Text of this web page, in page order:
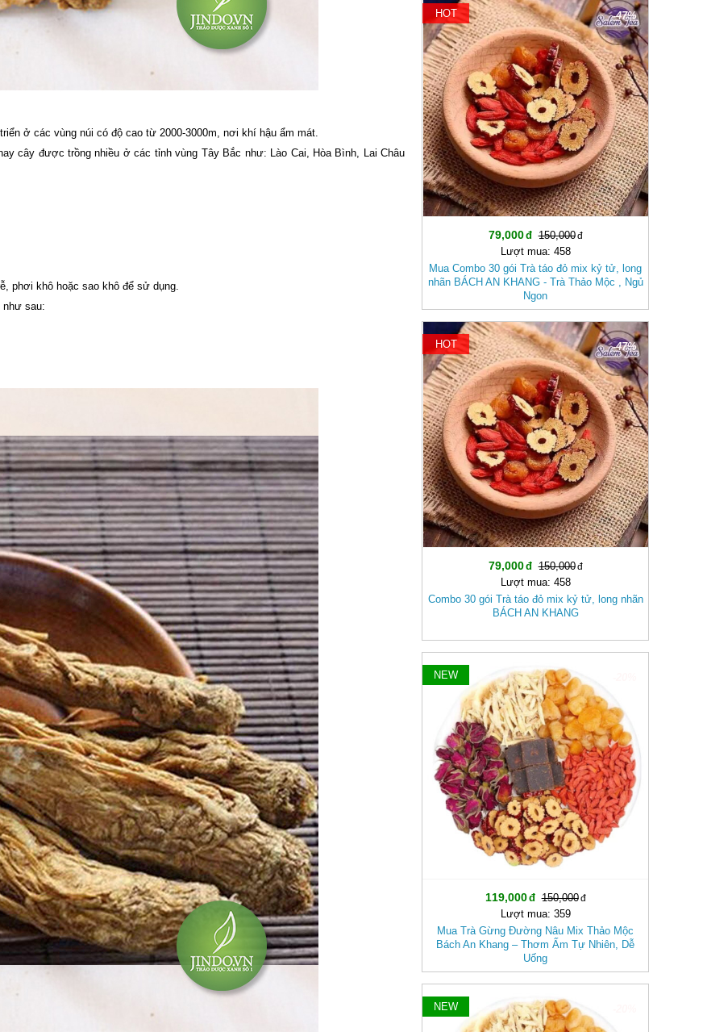
ở các vùng núi có độ cao từ 2000-3000m, nơi khí hậu ẩm mát.
cây được trồng nhiều ở các tỉnh vùng Tây Bắc như: Lào Cai, Hòa Bình, Lai Châu
phơi khô hoặc sao khô để sử dụng.
như sau:
-47%
HOT
79,000
150,000
Lượt mua: 458
Mua Combo 30 gói Trà táo đỏ mix kỷ tử, long
nhãn BÁCH AN KHANG - Trà Thảo Mộc , Ngủ
Ngon
-47%
HOT
79,000
150,000
Lượt mua: 458
Combo 30 gói Trà táo đỏ mix kỷ tử, long nhãn
BÁCH AN KHANG
NEW
119,000
150,000
Lượt mua: 359
Mua Trà Gừng Đường Nâu Mix Thảo Mộc
Bách An Khang – Thơm Ấm Tự Nhiên, Dễ
Uống
NEW